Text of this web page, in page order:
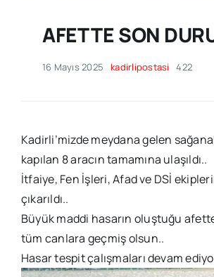
AFETTE SON
16 Mayıs 2025 kadirlipostasi 422
Kadirli’mizde meydana gelen
kapılan 8 aracın tamamına ulaşıldı..
İtfaiye, Fen İşleri, Afad ve DSİ
çıkarıldı..
Büyük maddi hasarın oluştuğu
tüm canlara geçmiş olsun..
Hasar tespit çalışmaları devam